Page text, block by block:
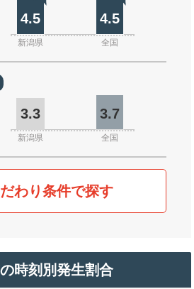
4.5 4.5
新潟県 全国
3.3 3.7
新潟県 全国
わり条件で探す
時刻別発生割合